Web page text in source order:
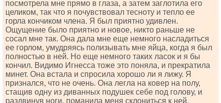
посмотрела мне прямо в глаза, а затем заглотила его
целиком, так что я почувствовал тесноту и тепло ее
горла кончиком члена. Я был приятно удивлен.
Ощущение было приятно и новое, никто раньше не
сосал мне так. Она дала мне еще немного насладиться
ее горлом, умудряясь полизывать мне яйца, когда я был
полностью в ней. Но еще немного таких ласок и я бы
кончил. Видимо Игнесса тоже это поняла, и прекратила
минет. Она встала и спросила хорошо ли я лижу. Я
признался, что не очень. Она легла на ковер на полу,
стащив одну из диванных подушек себе под голову, и
раздвинув ноги, поманила меня склониться к ней.